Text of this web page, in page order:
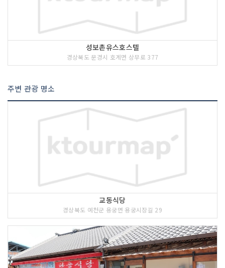
성보촌유스호스텔
경상북도 문경시 호계면 상무로 377
주변 관광 명소
교동식당
경상북도 예천군 용궁면 용궁시장길 29